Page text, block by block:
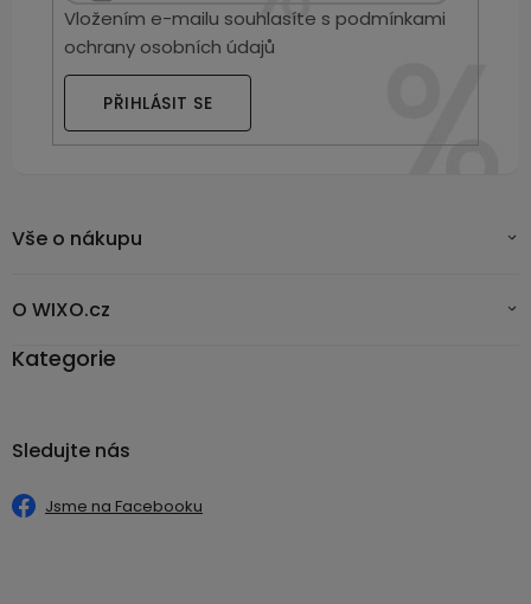
Vložením e-mailu souhlasíte spodmínkami
ochrany osobních údajů
PŘIHLÁSIT SE
Vše o nákupu
O WIXO.cz
Kategorie
Sledujte nás
Jsme na Facebooku